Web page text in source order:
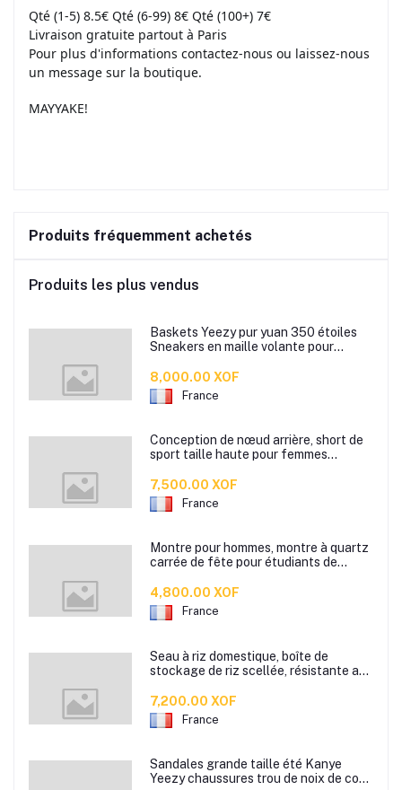
Qté (1-5) 8.5€ Qté (6-99) 8€ Qté (100+) 7€
Livraison gratuite partout à Paris
Pour plus d'informations contactez-nous ou laissez-nous
un message sur la boutique.
MAYYAKE!
Produits fréquemment achetés
Produits les plus vendus
Baskets Yeezy pur yuan 350 étoiles
Sneakers en maille volante pour
- nouvelles chaussures de course de
sport - shoes à la mode
8,000.00 XOF
France
Conception de nœud arrière, short de
sport taille haute pour femmes
vélo
7,500.00 XOF
France
Montre pour hommes, montre à quartz
carrée de fête pour étudiants de
modèle de sport étanche pour jeunes
4,800.00 XOF
France
Seau à riz domestique, boîte de
stockage de riz scellée, résistante aux
stockage de farine de cuisine, seau à
nouilles, seau de stockage de riz
7,200.00 XOF
France
Sandales grande taille été Kanye
Yeezy chaussures trou de noix de coco